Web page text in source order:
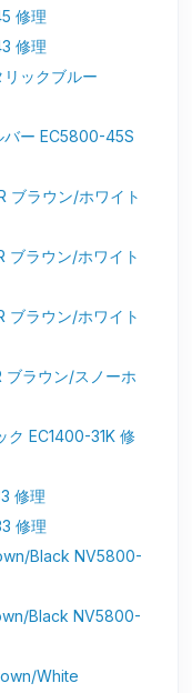
修理
修理
ックブルー
ー EC5800-45S
ラウン/ホワイト
ラウン/ホワイト
ラウン/ホワイト
ラウン/スノーホ
ク EC1400-31K 修
修理
修理
Black NV5800-
Black NV5800-
White